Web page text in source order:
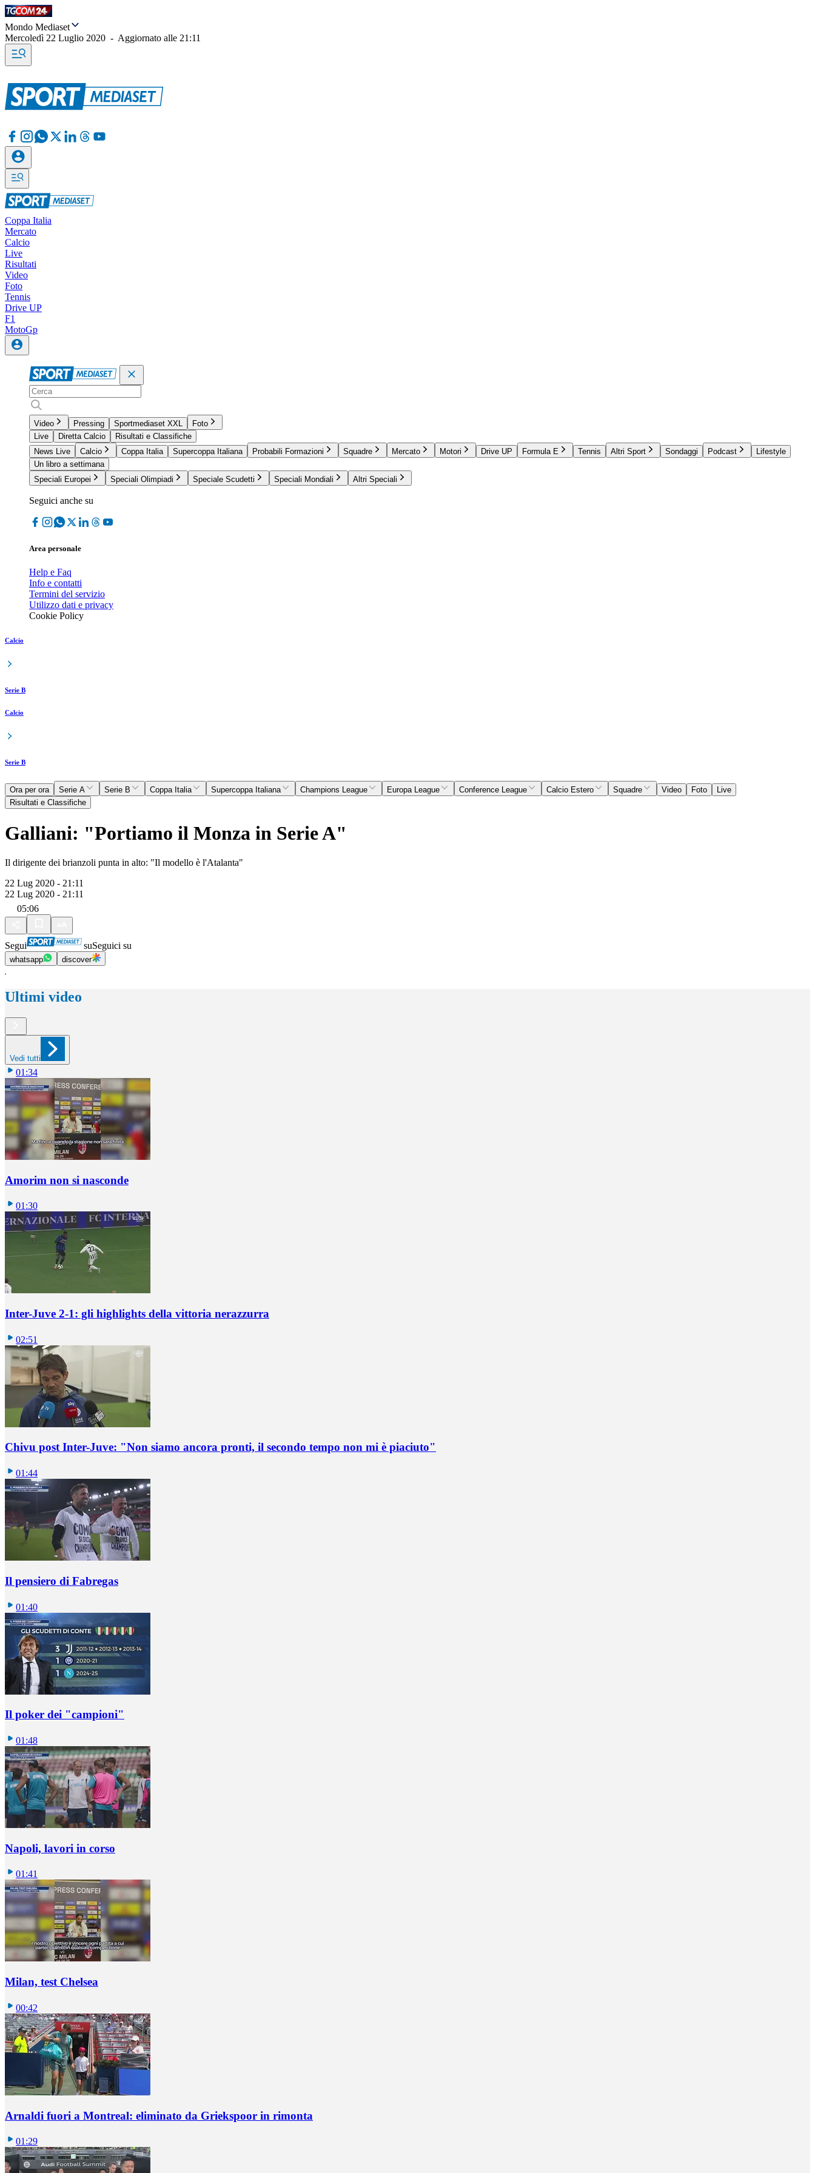
Mondo Mediaset
Mercoledì 22 Luglio 2020 - Aggiornato alle 21:11
Coppa Italia
Mercato
Calcio
Live
Risultati
Video
Foto
Tennis
Drive UP
F1
MotoGp
Video Pressing Sportmediaset XXL
Foto
Live
Diretta Calcio
Risultati e Classifiche
News Live
Calcio Coppa Italia Supercoppa Italiana Probabili Formazioni Squadre Mercato Motori Drive UP Formula E Tennis Altri Sport Sondaggi Podcast
Lifestyle
Un libro a settimana
Speciali Europei
Speciali Olimpiadi Speciale Scudetti Speciali Mondiali Altri Speciali
Seguici anche su
Area personale
Help e Faq
Info e contatti
Termini del servizio
Utilizzo dati e privacy
Cookie Policy
Calcio
Serie B
Calcio
Serie B
Ora per ora Serie A Serie B Coppa Italia Supercoppa Italiana Champions League Europa League Conference League Calcio Estero Squadre Video Foto
Live
Risultati e Classifiche
Galliani: "Portiamo il Monza in Serie A"
Il dirigente dei brianzoli punta in alto: "Il modello è l'Atalanta"
22 Lug 2020 - 21:11
22 Lug 2020 - 21:11
05:06
Segui suSeguici su
whatsapp discover
Ultimi video
Vedi tutti
01:34
Amorim non si nasconde
01:30
Inter-Juve 2-1: gli highlights della vittoria nerazzurra
02:51
Chivu post Inter-Juve: "Non siamo ancora pronti, il secondo tempo non mi è piaciuto"
01:44
Il pensiero di Fabregas
01:40
Il poker dei "campioni"
01:48
Napoli, lavori in corso
01:41
Milan, test Chelsea
00:42
Arnaldi fuori a Montreal: eliminato da Griekspoor in rimonta
01:29